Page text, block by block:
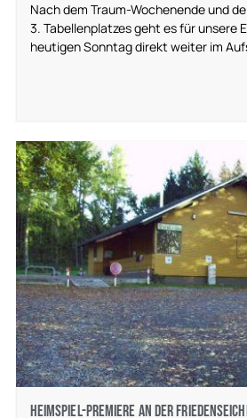
Nach dem Traum-Wochenende und
3. Tabellenplatzes geht es für unsere
heutigen Sonntag direkt weiter im
Heimspiel-Premiere an der